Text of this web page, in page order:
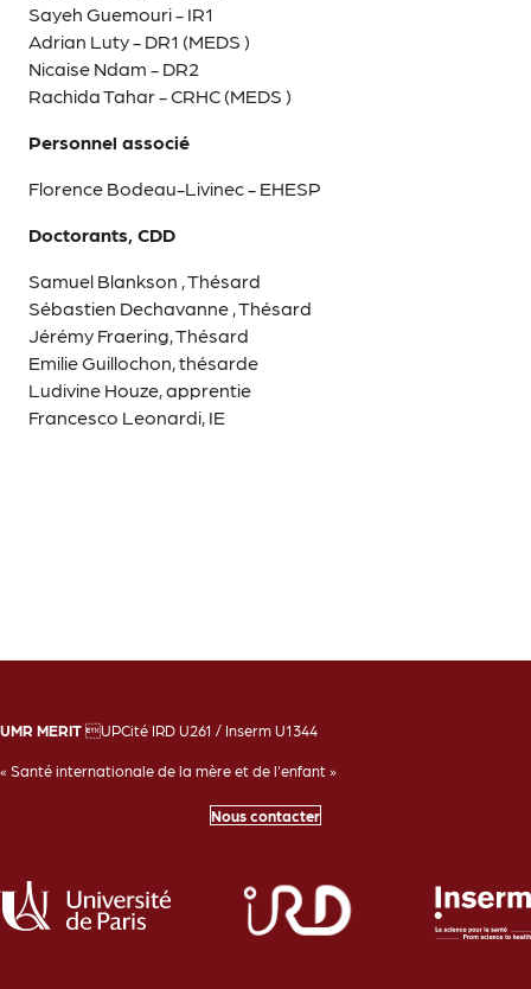
Sayeh Guemouri - IR1
Adrian Luty - DR1 (MEDS )
Nicaise Ndam - DR2
Rachida Tahar - CRHC (MEDS )
Personnel associé
Florence Bodeau-Livinec - EHESP
Doctorants, CDD
Samuel Blankson , Thésard
Sébastien Dechavanne , Thésard
Jérémy Fraering, Thésard
Emilie Guillochon, thésarde
Ludivine Houze, apprentie
Francesco Leonardi, IE
UMR MERIT UPCité IRD U261 / Inserm U1344
« Santé internationale de la mère et de l'enfant »
Nous contacter